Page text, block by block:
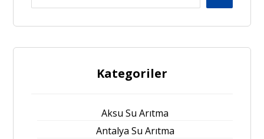
Kategoriler
Aksu Su Arıtma
Antalya Su Arıtma